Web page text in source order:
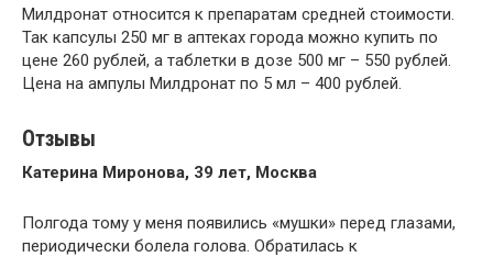
Милдронат относится к препаратам средней стоимости.
Так капсулы 250 мг в аптеках города можно купить по
цене 260 рублей, а таблетки в дозе 500 мг – 550 рублей.
Цена на ампулы Милдронат по 5 мл – 400 рублей.
Отзывы
Катерина Миронова, 39 лет, Москва
Полгода тому у меня появились «мушки» перед глазами,
периодически болела голова. Обратилась к